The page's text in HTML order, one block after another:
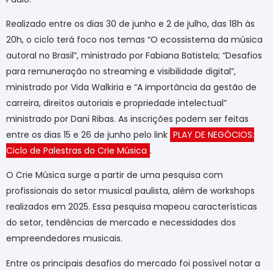
Realizado entre os dias 30 de junho e 2 de julho, das 18h às
20h, o ciclo terá foco nos temas “O ecossistema da música
autoral no Brasil”, ministrado por Fabiana Batistela; “Desafios
para remuneração no streaming e visibilidade digital”,
ministrado por Vida Walkiria e “A importância da gestão de
carreira, direitos autoriais e propriedade intelectual”
ministrado por Dani Ribas. As inscrições podem ser feitas
entre os dias 15 e 26 de junho pelo link PLAY DE NEGÓCIOS:
Ciclo de Palestras do Crie Música .
O Crie Música surge a partir de uma pesquisa com
profissionais do setor musical paulista, além de workshops
realizados em 2025. Essa pesquisa mapeou características
do setor, tendências de mercado e necessidades dos
empreendedores musicais.
Entre os principais desafios do mercado foi possível notar a